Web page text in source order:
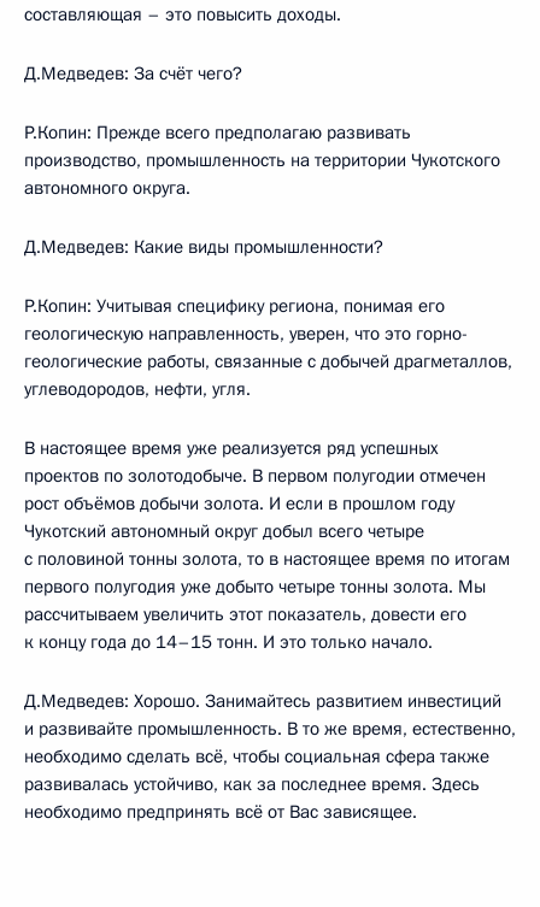
составляющая – это повысить доходы.
Д.Медведев: За счёт чего?
Р.Копин: Прежде всего предполагаю развивать
производство, промышленность на территории Чукотского
автономного округа.
Д.Медведев: Какие виды промышленности?
Р.Копин: Учитывая специфику региона, понимая его
геологическую направленность, уверен, что это горно-
геологические работы, связанные с добычей драгметаллов,
углеводородов, нефти, угля.
В настоящее время уже реализуется ряд успешных
проектов по золотодобыче. В первом полугодии отмечен
рост объёмов добычи золота. И если в прошлом году
Чукотский автономный округ добыл всего четыре
с половиной тонны золота, то в настоящее время по итогам
первого полугодия уже добыто четыре тонны золота. Мы
рассчитываем увеличить этот показатель, довести его
к концу года до 14–15 тонн. И это только начало.
Д.Медведев: Хорошо. Занимайтесь развитием инвестиций
и развивайте промышленность. В то же время, естественно,
необходимо сделать всё, чтобы социальная сфера также
развивалась устойчиво, как за последнее время. Здесь
необходимо предпринять всё от Вас зависящее.